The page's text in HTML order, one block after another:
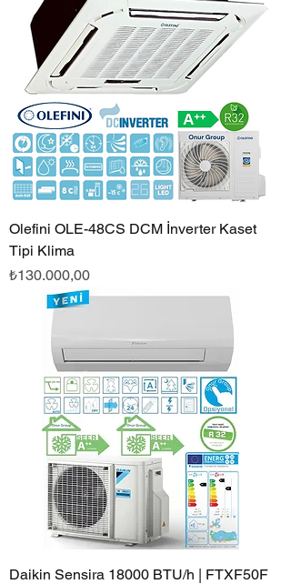
Olefini OLE-48CS DCM İnverter Kaset
Tipi Klima
Fiyat
₺130.000,00
Daikin Sensira 18000 BTU/h | FTXF50F